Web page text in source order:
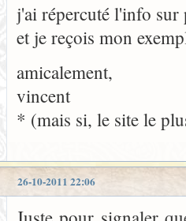
j'ai répercuté l'info
et je reçois mon
amicalement,
vincent
* (mais si, le site le
26-10-2011 22:06